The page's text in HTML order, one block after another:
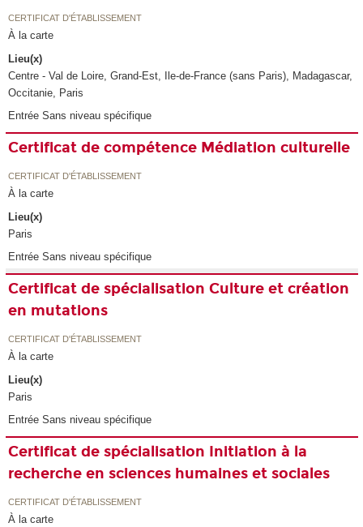
CERTIFICAT D'ÉTABLISSEMENT
À la carte
Lieu(x)
Centre - Val de Loire, Grand-Est, Ile-de-France (sans Paris), Madagascar,
Occitanie, Paris
Entrée Sans niveau spécifique
Certificat de compétence Médiation culturelle
CERTIFICAT D'ÉTABLISSEMENT
À la carte
Lieu(x)
Paris
Entrée Sans niveau spécifique
Certificat de spécialisation Culture et création
en mutations
CERTIFICAT D'ÉTABLISSEMENT
À la carte
Lieu(x)
Paris
Entrée Sans niveau spécifique
Certificat de spécialisation Initiation à la
recherche en sciences humaines et sociales
CERTIFICAT D'ÉTABLISSEMENT
À la carte